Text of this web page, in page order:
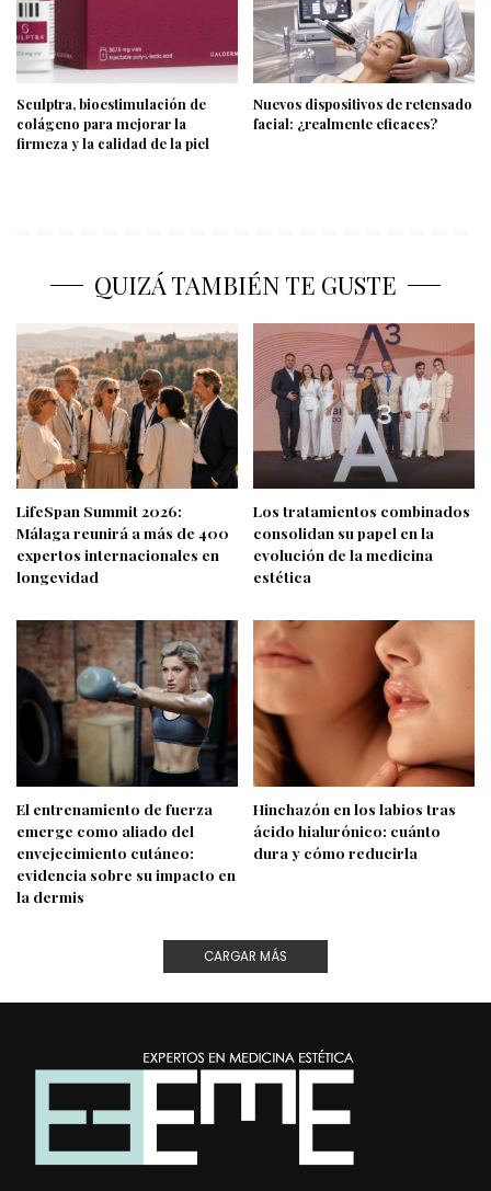
Sculptra, bioestimulación de
colágeno para mejorar la
firmeza y la calidad de la piel
Nuevos dispositivos de retensado
facial: ¿realmente eficaces?
QUIZÁ TAMBIÉN TE GUSTE
LifeSpan Summit 2026:
Málaga reunirá a más de 400
expertos internacionales en
longevidad
Los tratamientos combinados
consolidan su papel en la
evolución de la medicina
estética
El entrenamiento de fuerza
emerge como aliado del
envejecimiento cutáneo:
evidencia sobre su impacto en
la dermis
Hinchazón en los labios tras
ácido hialurónico: cuánto
dura y cómo reducirla
CARGAR MÁS